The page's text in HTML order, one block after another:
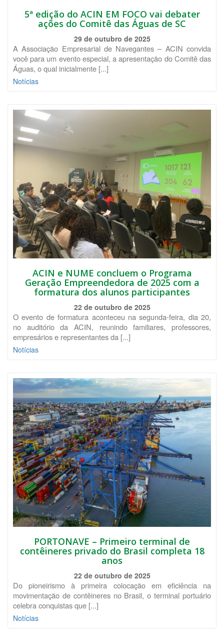
5ª edição do ACIN EM FOCO vai debater
ações do Comitê das Águas de SC
29 de outubro de 2025
A Associação Empresarial de Navegantes – ACIN convida
você para um evento especial, a apresentação do Comitê das
Águas, o qual inicialmente [...]
Notícias
ACIN e NUME concluem o Programa
Geração Empreendedora de 2025 com a
formatura dos alunos participantes
22 de outubro de 2025
O evento de formatura aconteceu na segunda-feira, dia 20,
no auditório da ACIN, reunindo familiares, professores,
empresários e representantes da [...]
Notícias
PORTONAVE – Primeiro terminal de
contêineres privado do Brasil completa 18
anos
22 de outubro de 2025
Do pioneirismo à primeira colocação em eficiência na
movimentação de contêineres no Brasil, o terminal portuário
celebra conquistas que [...]
Notícias